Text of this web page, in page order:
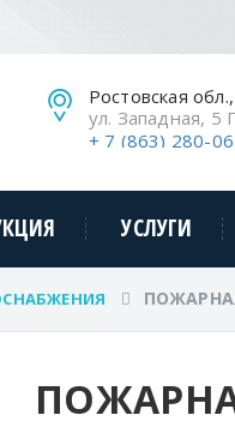
Ростовская
ул. Западная, 5
+ 7 (863) 280-
УСЛУГИ